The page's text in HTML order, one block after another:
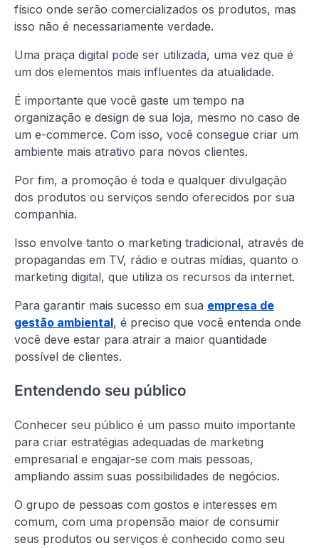
físico onde serão comercializados os produtos, mas
isso não é necessariamente verdade.
Uma praça digital pode ser utilizada, uma vez que é
um dos elementos mais influentes da atualidade.
É importante que você gaste um tempo na
organização e design de sua loja, mesmo no caso de
um e-commerce. Com isso, você consegue criar um
ambiente mais atrativo para novos clientes.
Por fim, a promoção é toda e qualquer divulgação
dos produtos ou serviços sendo oferecidos por sua
companhia.
Isso envolve tanto o marketing tradicional, através de
propagandas em TV, rádio e outras mídias, quanto o
marketing digital, que utiliza os recursos da internet.
Para garantir mais sucesso em sua empresa de
gestão ambiental, é preciso que você entenda onde
você deve estar para atrair a maior quantidade
possível de clientes.
Entendendo seu público
Conhecer seu público é um passo muito importante
para criar estratégias adequadas de marketing
empresarial e engajar-se com mais pessoas,
ampliando assim suas possibilidades de negócios.
O grupo de pessoas com gostos e interesses em
comum, com uma propensão maior de consumir
seus produtos ou serviços é conhecido como seu